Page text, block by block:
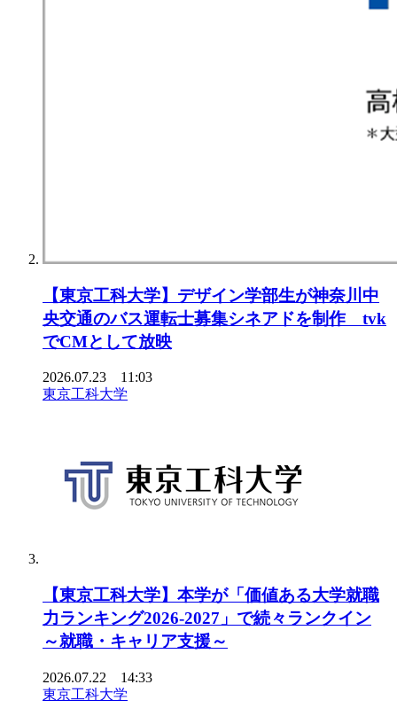
【東京⼯科⼤学】デザイン学部⽣が神奈川中
央交通のバス運転⼠募集シネアドを制作 tvk
でCMとして放映
2026.07.23 11:03
東京工科大学
【東京工科大学】本学が「価値ある大学就職
力ランキング2026-2027」で続々ランクイン
～就職・キャリア支援～
2026.07.22 14:33
東京工科大学